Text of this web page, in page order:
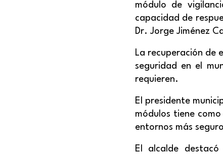
módulo de
capacidad de
Dr. Jorge Jiménez
La recuperación de
seguridad en el
requieren.
El presidente
módulos tiene
entornos más
El alcalde